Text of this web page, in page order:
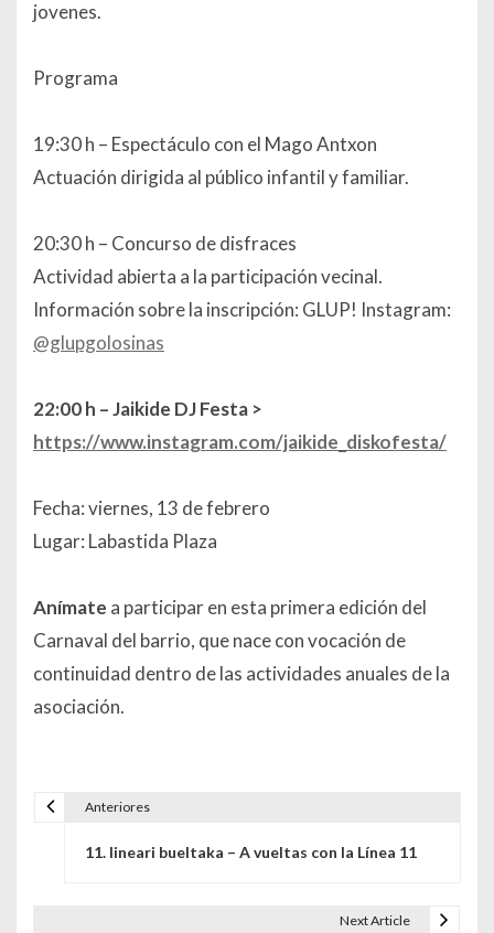
jovenes.
Programa
19:30 h – Espectáculo con el Mago Antxon
Actuación dirigida al público infantil y familiar.
20:30 h – Concurso de disfraces
Actividad abierta a la participación vecinal.
Información sobre la inscripción: GLUP! Instagram:
@glupgolosinas
22:00 h – Jaikide DJ Festa >
https://www.instagram.com/jaikide_diskofesta/
Fecha: viernes, 13 de febrero
Lugar: Labastida Plaza
Anímate a participar en esta primera edición del
Carnaval del barrio, que nace con vocación de
continuidad dentro de las actividades anuales de la
asociación.
Anteriores
11. lineari bueltaka – A vueltas con la Línea 11
Next Article